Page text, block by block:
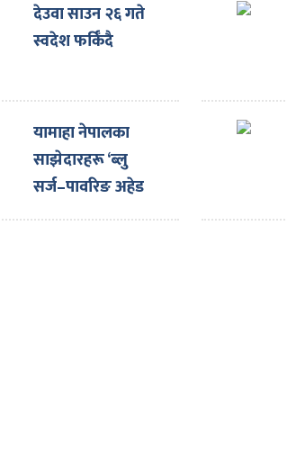
देउवा साउन २६ गते
स्वदेश फर्किँदै
यामाहा नेपालका
साझेदारहरू ‘ब्लु
सर्ज–पावरिङ अहेड
टुगेदर पार्टनर्स मिट’